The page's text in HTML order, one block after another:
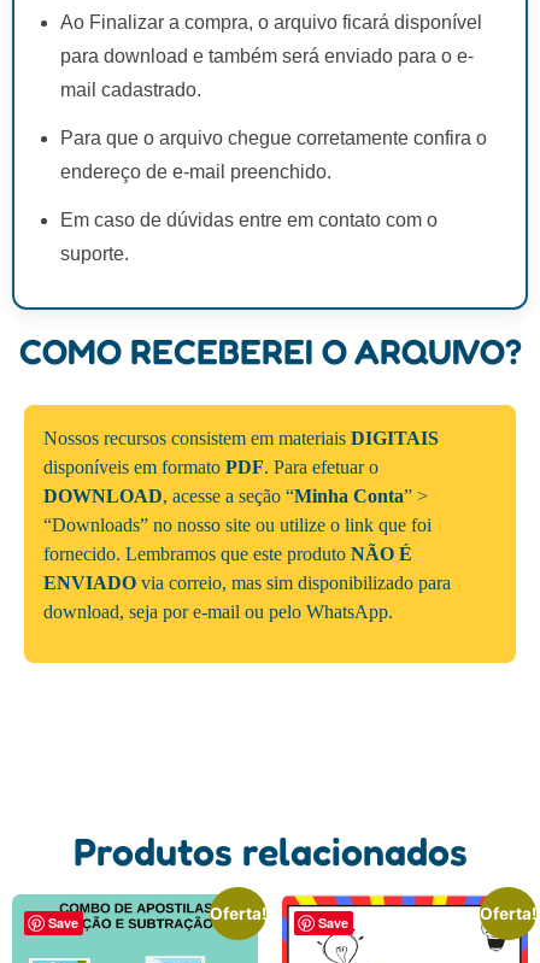
Ao Finalizar a compra, o arquivo ficará disponível
para download e também será enviado para o e-
mail cadastrado.
Para que o arquivo chegue corretamente confira o
endereço de e-mail preenchido.
Em caso de dúvidas entre em contato com o
suporte.
COMO RECEBEREI O ARQUIVO?
Nossos recursos consistem em materiais DIGITAIS
disponíveis em formato PDF. Para efetuar o
DOWNLOAD, acesse a seção “Minha Conta” >
“Downloads” no nosso site ou utilize o link que foi
fornecido. Lembramos que este produto NÃO É
ENVIADO via correio, mas sim disponibilizado para
download, seja por e-mail ou pelo WhatsApp.
Produtos relacionados
Save
Oferta!
Save
Oferta!